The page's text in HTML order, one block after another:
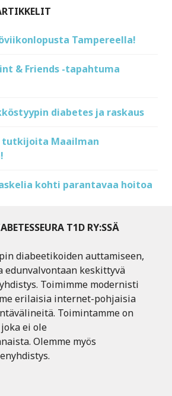
Tampereella!
& Friends -tapahtuma
diabetes ja raskaus
tutkijoita Maailman
kohti parantavaa hoitoa
T1D RY:SSÄ
diabeetikoiden auttamiseen,
edunvalvontaan keskittyvä
Toimimme modernisti
erilaisia internet-pohjaisia
Toimintamme on
ei ole
Olemme myös